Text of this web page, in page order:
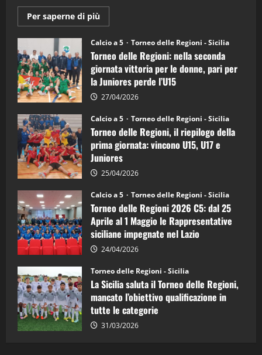
Per saperne di più
informazioni
Torneo
delle
Regioni
di
calcio
a
5:
la
Juniores
è
vicecampione
d’Italia
Calcio a 5 Torneo delle Regioni - Sicilia
Torneo delle Regioni: nella seconda
giornata vittoria per le donne, pari per
la Juniores perde l’U15
27/04/2026
Calcio a 5 Torneo delle Regioni - Sicilia
Torneo delle Regioni, il riepilogo della
prima giornata: vincono U15, U17 e
Juniores
25/04/2026
Calcio a 5 Torneo delle Regioni - Sicilia
Torneo delle Regioni 2026 C5: dal 25
Aprile al 1 Maggio le Rappresentative
siciliane impegnate nel Lazio
24/04/2026
Torneo delle Regioni - Sicilia
La Sicilia saluta il Torneo delle Regioni,
mancato l’obiettivo qualificazione in
tutte le categorie
31/03/2026